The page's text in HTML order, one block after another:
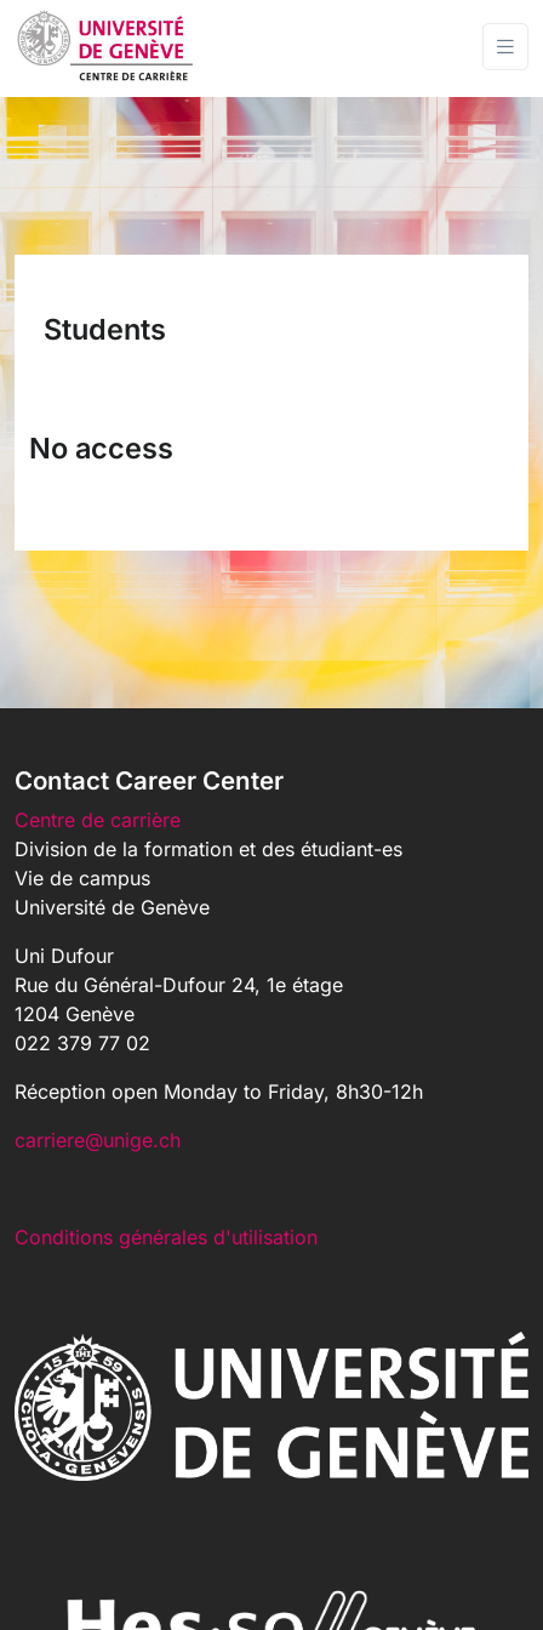
Students
No access
Contact Career Center
Centre de carrière
Division de la formation et des étudiant-es
Vie de campus
Université de Genève
Uni Dufour
Rue du Général-Dufour 24, 1e étage
1204 Genève
022 379 77 02
Réception open Monday to Friday, 8h30-12h
carriere@unige.ch
Conditions générales d'utilisation